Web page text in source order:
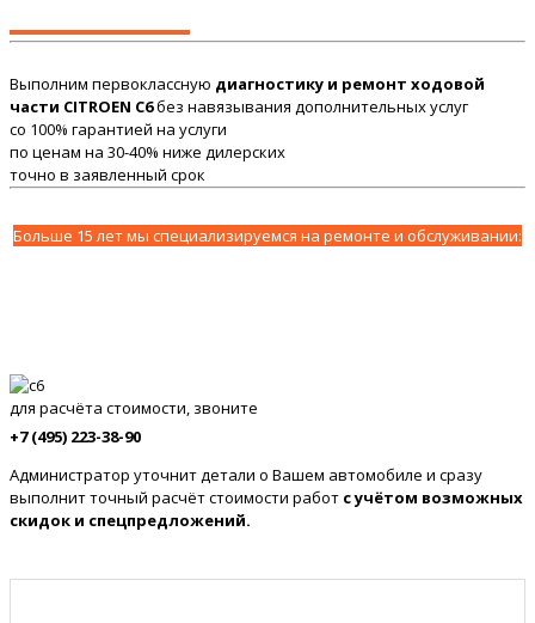
Выполним первоклассную диагностику и ремонт ходовой
части CITROEN C6без навязывания дополнительных услуг
со 100% гарантией на услуги
по ценам на 30-40% ниже дилерских
точно в заявленный срок
Больше 15 лет мы специализируемся на ремонте и обслуживании:
для расчёта стоимости, звоните
+7 (495) 223-38-90
Администратор уточнит детали о Вашем автомобиле и сразу
выполнит точный расчёт стоимости работ с учётом возможных
скидок и спецпредложений.